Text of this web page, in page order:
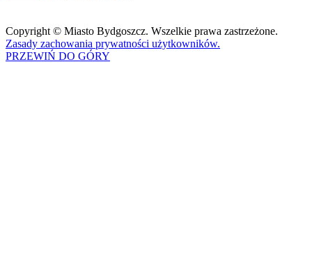
Copyright © Miasto Bydgoszcz. Wszelkie prawa zastrzeżone.
Zasady zachowania prywatności użytkowników.
PRZEWIŃ DO GÓRY